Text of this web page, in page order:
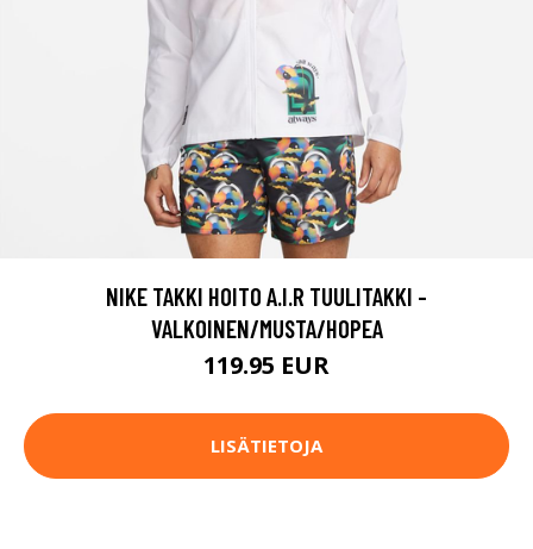
NIKE TAKKI HOITO A.I.R TUULITAKKI -
VALKOINEN/MUSTA/HOPEA
119.95 EUR
LISÄTIETOJA